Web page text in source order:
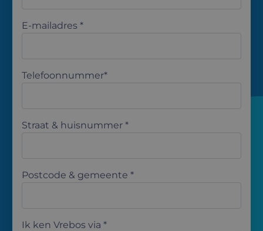
E-mailadres *
Telefoonnummer*
Straat & huisnummer *
Postcode & gemeente *
Ik ken Vrebos via *